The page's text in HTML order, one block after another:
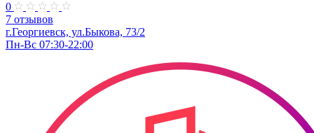
0
7 отзывов
г.Георгиевск, ул.Быкова, 73/2
Пн-Вс 07:30-22:00